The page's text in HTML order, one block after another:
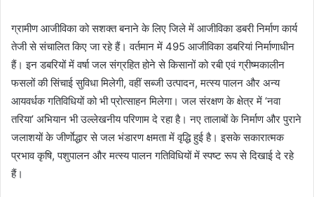
ग्रामीण आजीविका को सशक्त बनाने के लिए जिले में आजीविका डबरी निर्माण कार्य
तेजी से संचालित किए जा रहे हैं। वर्तमान में 495 आजीविका डबरियां निर्माणाधीन
हैं। इन डबरियों में वर्षा जल संग्रहित होने से किसानों को रबी एवं ग्रीष्मकालीन
फसलों की सिंचाई सुविधा मिलेगी, वहीं सब्जी उत्पादन, मत्स्य पालन और अन्य
आयवर्धक गतिविधियों को भी प्रोत्साहन मिलेगा। जल संरक्षण के क्षेत्र में ‘नवा
तरिया’ अभियान भी उल्लेखनीय परिणाम दे रहा है। नए तालाबों के निर्माण और पुराने
जलाशयों के जीर्णाेद्धार से जल भंडारण क्षमता में वृद्धि हुई है। इसके सकारात्मक
प्रभाव कृषि, पशुपालन और मत्स्य पालन गतिविधियों में स्पष्ट रूप से दिखाई दे रहे
हैं।